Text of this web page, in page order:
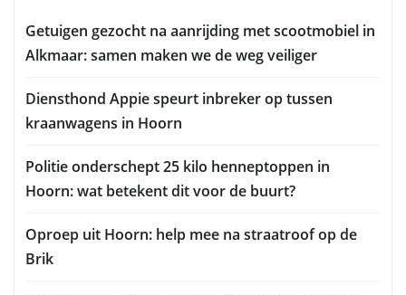
Getuigen gezocht na aanrijding met scootmobiel in
Alkmaar: samen maken we de weg veiliger
Diensthond Appie speurt inbreker op tussen
kraanwagens in Hoorn
Politie onderschept 25 kilo henneptoppen in
Hoorn: wat betekent dit voor de buurt?
Oproep uit Hoorn: help mee na straatroof op de
Brik